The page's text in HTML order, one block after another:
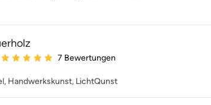
Bewertung: 5 von 5 Sternen
7 Bewertungen
Handwerkskunst, LichtQunst